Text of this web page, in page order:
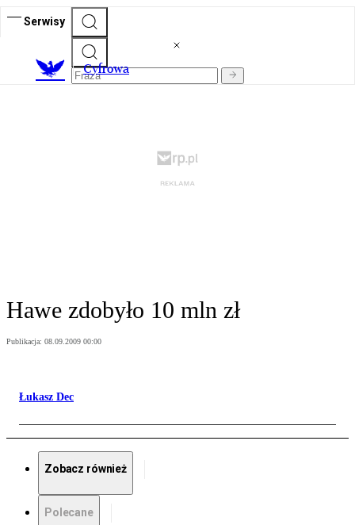
Serwisy
Cyfrowa
Hawe zdobyło 10 mln zł
Publikacja: 08.09.2009 00:00
Łukasz Dec
Zobacz również
Polecane